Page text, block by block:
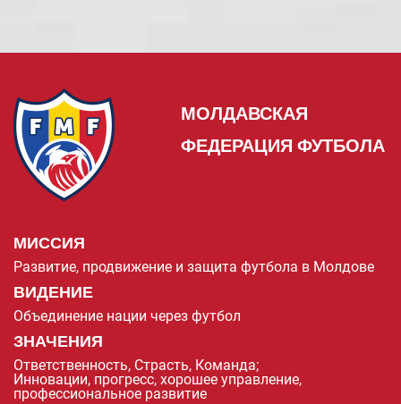
МОЛДАВСКАЯ
ФЕДЕРАЦИЯ ФУТБОЛА
МИССИЯ
Развитие, продвижение и защита футбола в Молдове
ВИДЕНИЕ
Объединение нации через футбол
ЗНАЧЕНИЯ
Ответственность, Страсть, Команда;
Инновации, прогресс, хорошее управление,
профессиональное развитие